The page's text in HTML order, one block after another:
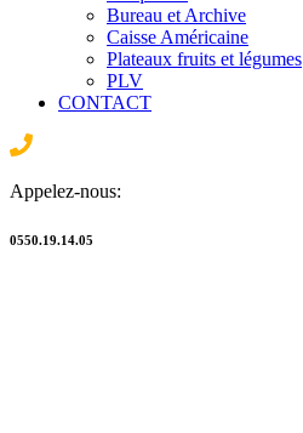
Bureau et Archive
Caisse Américaine
Plateaux fruits et légumes
PLV
CONTACT
Appelez-nous:
0550.19.14.05